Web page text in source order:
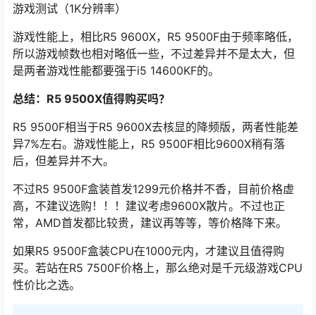
游戏测试（1K分辨率）
游戏性能上，相比R5 9600X，R5 9500F由于频率略低，
所以游戏帧数也相对略低一些，不过差异并不是太大，但
是两者游戏性能都要强于i5 14600KF的。
总结：R5 9500X值得购买吗？
R5 9500F相当于R5 9600X去核显的降频版，两者性能差
异7%左右。游戏性能上，R5 9500F相比9600X稍有落
后，但差异并不大。
不过R5 9500F盒装首发1299元价格并不香，目前价格虚
高，不建议选购！！！建议考虑9600X散片。不过也正
常，AMD首发都比较贵，建议再等等，等价格降下来。
如果R5 9500F盒装CPU在1000元内，才建议且值得购
买。若站在R5 7500F价格上，那么绝对是千元级游戏CPU
性价比之选。